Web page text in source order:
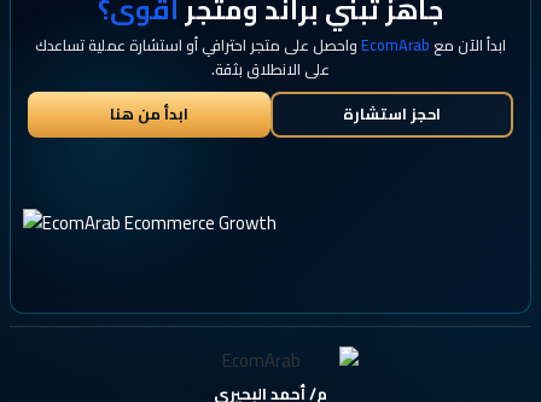
ابدأ الآن معEcomArabواحصل على متجر احترافي أو استشارة عملية تساعدك
على الانطلاق بثقة.
احجز استشارة
ابدأ من هنا
م/ أحمد البحيري